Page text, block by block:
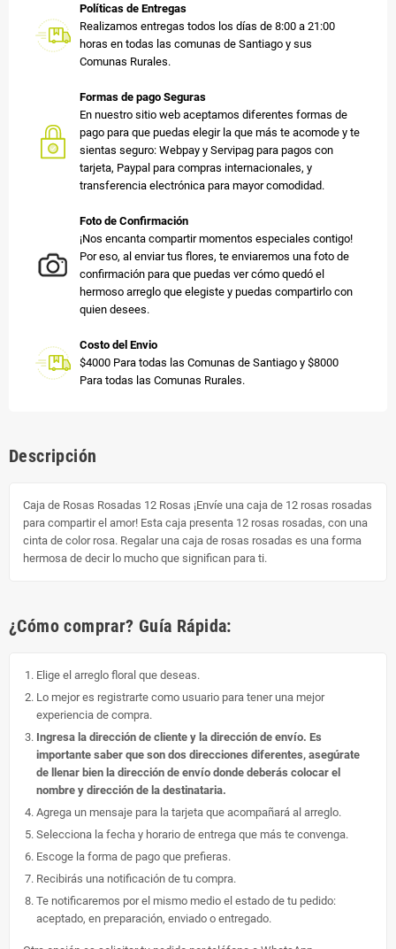
Políticas de Entregas
Realizamos entregas todos los días de 8:00 a 21:00
horas en todas las comunas de Santiago y sus
Comunas Rurales.
Formas de pago Seguras
En nuestro sitio web aceptamos diferentes formas de
pago para que puedas elegir la que más te acomode y te
sientas seguro: Webpay y Servipag para pagos con
tarjeta, Paypal para compras internacionales, y
transferencia electrónica para mayor comodidad.
Foto de Confirmación
¡Nos encanta compartir momentos especiales contigo!
Por eso, al enviar tus flores, te enviaremos una foto de
confirmación para que puedas ver cómo quedó el
hermoso arreglo que elegiste y puedas compartirlo con
quien desees.
Costo del Envio
$4000 Para todas las Comunas de Santiago y $8000
Para todas las Comunas Rurales.
Descripción
Caja de Rosas Rosadas 12 Rosas ¡Envíe una caja de 12 rosas rosadas
para compartir el amor! Esta caja presenta 12 rosas rosadas, con una
cinta de color rosa. Regalar una caja de rosas rosadas es una forma
hermosa de decir lo mucho que significan para ti.
¿Cómo comprar? Guía Rápida:
Elige el arreglo floral que deseas.
Lo mejor es registrarte como usuario para tener una mejor
experiencia de compra.
Ingresa la dirección de cliente y la dirección de envío. Es
importante saber que son dos direcciones diferentes, asegúrate
de llenar bien la dirección de envío donde deberás colocar el
nombre y dirección de la destinataria.
Agrega un mensaje para la tarjeta que acompañará al arreglo.
Selecciona la fecha y horario de entrega que más te convenga.
Escoge la forma de pago que prefieras.
Recibirás una notificación de tu compra.
Te notificaremos por el mismo medio el estado de tu pedido:
aceptado, en preparación, enviado o entregado.